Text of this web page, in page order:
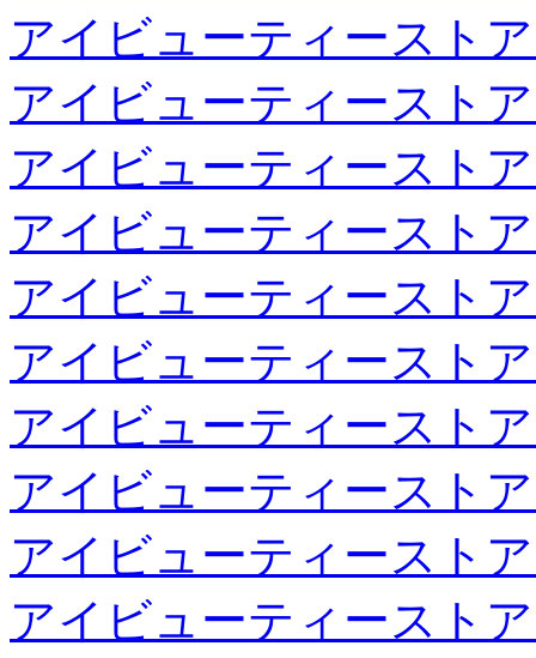
アイビューティースト
アイビューティースト
アイビューティースト
アイビューティースト
アイビューティースト
アイビューティースト
アイビューティースト
アイビューティースト
アイビューティースト
アイビューティースト